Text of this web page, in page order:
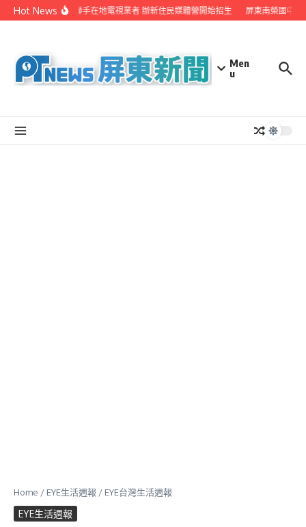
Skip to content
Hot News屏縣府聯手在地電視業者 辦新住民媒體營開始招生 屏東南榮國中赴
Men
u
Home / EYE生活週報 / EYE台灣生活週報
EYE生活週報